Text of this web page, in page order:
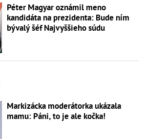
Péter Magyar oznámil meno
kandidáta na prezidenta: Bude ním
bývalý šéf Najvyššieho súdu
Markizácka moderátorka ukázala
mamu: Páni, to je ale kočka!